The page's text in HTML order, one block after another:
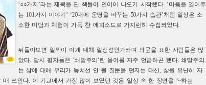
‘○○가지’라는 제목을 단 책들이 연이어 나오기 시작했다. ‘마음을 열어주
는 101가지 이야기’ ‘20대에 운명을 바꾸는 50가지 습관’처럼 일상은 소
소한 미담과 체험이 가득 찬 에피소드로 가지런히 수집되었다.
뒤돌아보면 일찍이 이게 대체 일상성인가라며 의문을 표한 사람들은 많
았다. 당시 평자들은 ‘쇄말주의’란 용어를 자주 언급하곤 했다. 쇄말주의
는 삶에 대해 우리가 놓쳐선 안 될 질문을 던지는 대신, 삶을 유난히 자
쓰인다. 이 기교에서 가장 많이 보였던 것은 일상 속 한 장면을 ‘~하는